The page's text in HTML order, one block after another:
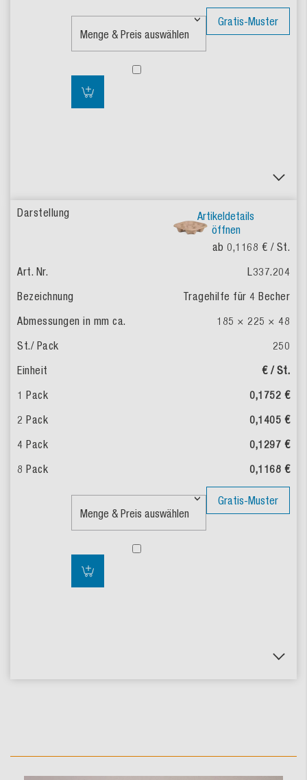
Gratis-Muster
Artikeldetails
öffnen
ab 0,1168 € / St.
L337.204
Tragehilfe für 4 Becher
185 × 225 × 48
250
€ / St.
0,1752 €
0,1405 €
0,1297 €
0,1168 €
Gratis-Muster